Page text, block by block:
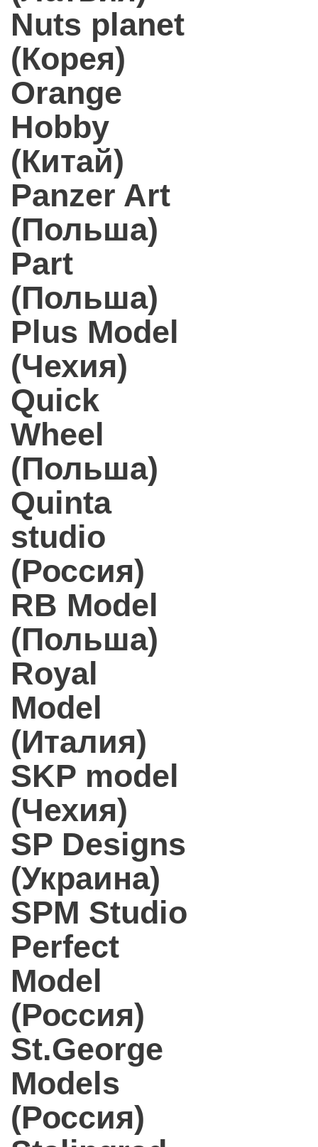
Nuts planet
(Корея)
Orange
Hobby
(Китай)
Panzer Art
(Польша)
Part
(Польша)
Plus Model
(Чехия)
Quick
Wheel
(Польша)
Quinta
studio
(Россия)
RB Model
(Польша)
Royal
Model
(Италия)
SKP model
(Чехия)
SP Designs
(Украина)
SPM Studio
Perfect
Model
(Россия)
St.George
Models
(Россия)